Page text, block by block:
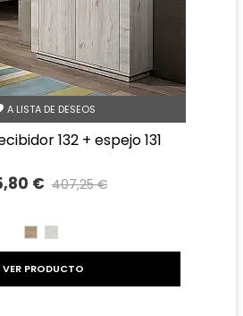
A LISTA DE DESEOS
132 + espejo 131
€ 407,25 €
CAMBRIAN
VER PRODUCTO